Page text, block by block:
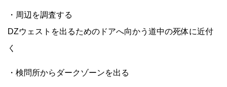
・周辺を調査する
DZウェストを出るためのドアへ向かう道中の死体に近付
く
・検問所からダークゾーンを出る